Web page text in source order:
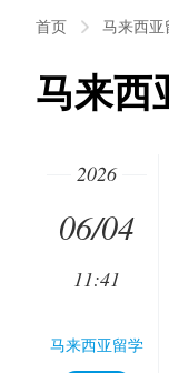
首页 马来西亚
马来西
2026
06/04
11:41
马来西亚留学